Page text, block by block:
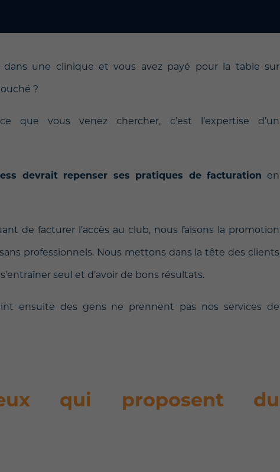
dans une clinique et vous avez payé pour la table sur
?
que vous venez chercher, c’est l’expertise d’un
devrait repenser ses pratiques de facturation en
de facturer l’accès au club, nous faisons la promotion
professionnels. Nous mettons dans la tête des clients
seul et d’avoir de bons résultats.
ensuite des gens ne prennent pas nos services de
qui proposent du